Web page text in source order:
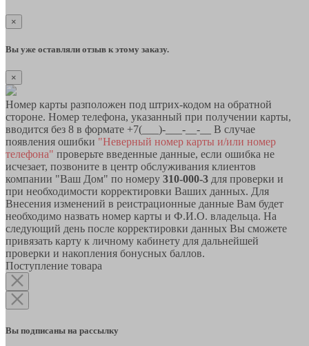
×
Вы уже оставляли отзыв к этому заказу.
×
Номер карты разположен под штрих-кодом на обратной
стороне. Номер телефона, указанный при получении карты,
вводится без 8 в формате +7(___)-___-__-__ В случае
появления ошибки "Неверный номер карты и/или номер
телефона" проверьте введенные данные, если ошибка не
исчезает, позвоните в центр обслуживания клиентов
компании "Ваш Дом" по номеру 310-000-3 для проверки и
при необходимости корректировки Ваших данных. Для
Внесения изменений в реистрационные данные Вам будет
необходимо назвать номер карты и Ф.И.О. владельца. На
следующий день после корректировки данных Вы сможете
привязать карту к личному кабинету для дальнейшей
проверки и накопления бонусных баллов.
Поступление товара
Вы подписаны на рассылку